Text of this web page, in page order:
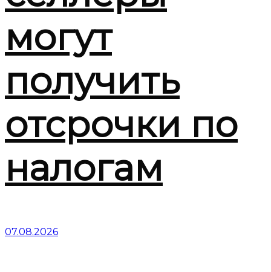
могут
получить
отсрочки по
налогам
07.08.2026